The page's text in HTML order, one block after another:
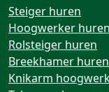
Steiger huren
Hoogwerker huren
Rolsteiger huren
Breekhamer huren
Knikarm